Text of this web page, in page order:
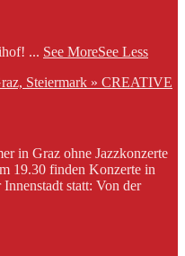
... See MoreSee Less
Steiermark » CREATIVE
in Graz ohne Jazzkonzerte
19.30 finden Konzerte in
statt: Von der